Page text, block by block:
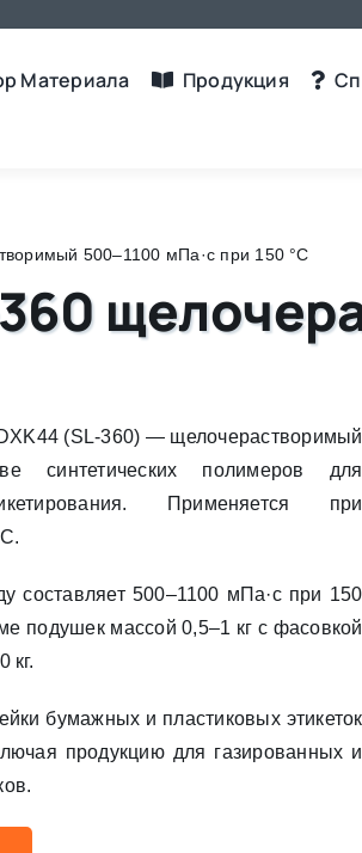
Материалa Продукция
500–1100 мПа·с при 150 °C
(SL-360) — щелочерастворимый
синтетических полимеров для
Применяется при
составляет 500–1100 мПа·с при 150
подушек массой 0,5–1 кг с фасовкой
кг.
бумажных и пластиковых этикеток
продукцию для газированных и